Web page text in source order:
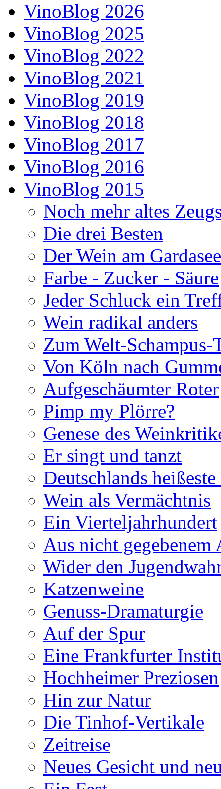
VinoBlog 2026
VinoBlog 2025
VinoBlog 2022
VinoBlog 2021
VinoBlog 2019
VinoBlog 2018
VinoBlog 2017
VinoBlog 2016
VinoBlog 2015
Noch mehr altes
Die drei Besten
Der Wein am Gardasee
Farbe - Zucker - Säure
Jeder Schluck ein
Wein radikal anders
Zum Welt-Schampus-
Von Köln nach
Aufgeschäumter Roter
Pimp my Plörre?
Genese des
Er singt und tanzt
Deutschlands heißeste
Wein als Vermächtnis
Ein Vierteljahrhundert
Aus nicht gegebenem
Wider den
Katzenweine
Genuss-Dramaturgie
Auf der Spur
Eine Frankfurter
Hochheimer Preziosen
Hin zur Natur
Die Tinhof-Vertikale
Zeitreise
Neues Gesicht und